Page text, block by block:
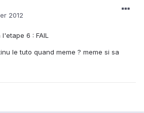
2012
6 : FAIL
le tuto quand meme ? meme si sa